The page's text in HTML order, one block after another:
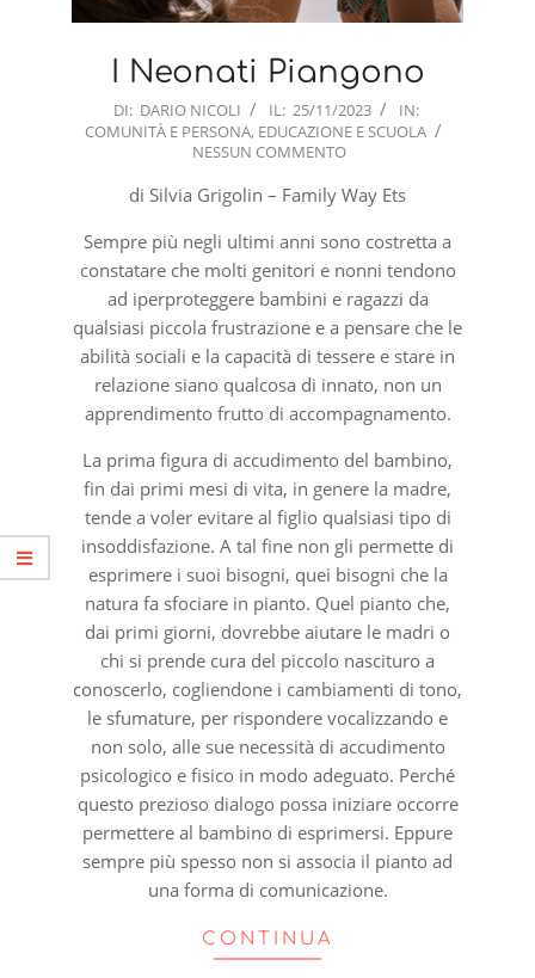
I Neonati Piangono
2023-
11-
DI: DARIO NICOLI IL: 25/11/2023
IN:
COMUNITÀ E PERSONA, EDUCAZIONE E SCUOLA
NESSUN COMMENTO
di Silvia Grigolin – Family Way Ets
Sempre più negli ultimi anni sono costretta a
constatare che molti genitori e nonni tendono
ad iperproteggere bambini e ragazzi da
qualsiasi piccola frustrazione e a pensare che le
abilità sociali e la capacità di tessere e stare in
relazione siano qualcosa di innato, non un
apprendimento frutto di accompagnamento.
La prima figura di accudimento del bambino,
fin dai primi mesi di vita, in genere la madre,
tende a voler evitare al figlio qualsiasi tipo di
insoddisfazione. A tal fine non gli permette di
esprimere i suoi bisogni, quei bisogni che la
natura fa sfociare in pianto. Quel pianto che,
dai primi giorni, dovrebbe aiutare le madri o
chi si prende cura del piccolo nascituro a
conoscerlo, cogliendone i cambiamenti di tono,
le sfumature, per rispondere vocalizzando e
non solo, alle sue necessità di accudimento
psicologico e fisico in modo adeguato. Perché
questo prezioso dialogo possa iniziare occorre
permettere al bambino di esprimersi. Eppure
sempre più spesso non si associa il pianto ad
una forma di comunicazione.
CONTINUA